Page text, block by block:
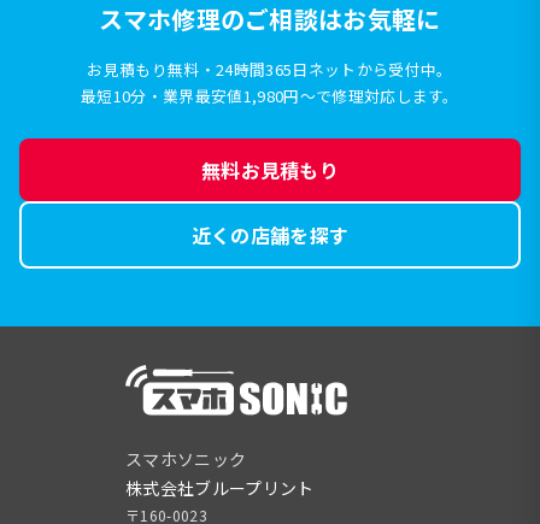
スマホ修理のご相談はお気軽に
お見積もり無料・24時間365日ネットから受付中。
最短10分・業界最安値1,980円〜で修理対応します。
無料お見積もり
近くの店舗を探す
スマホソニック
株式会社ブループリント
〒160-0023